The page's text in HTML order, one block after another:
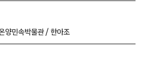
양민속박물관 / 한아조